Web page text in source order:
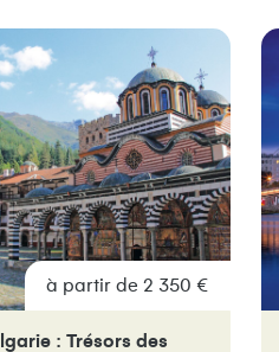
à partir de 2 350 €
: Trésors des